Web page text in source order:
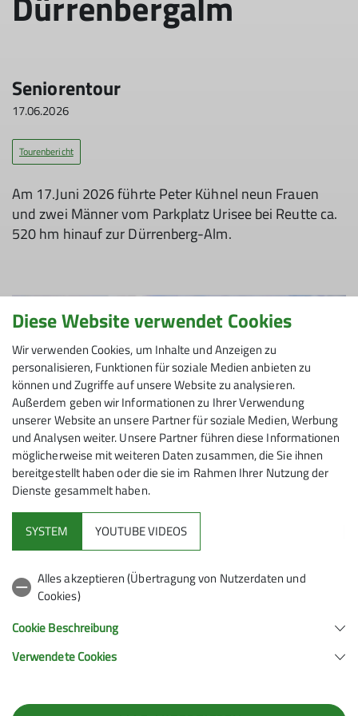
Seniorentour
17.06.2026
Tourenbericht
Am 17.Juni 2026 führte Peter Kühnel neun Frauen
und zwei Männer vom Parkplatz Urisee bei Reutte ca.
520 hm hinauf zur Dürrenberg-Alm.
Teilnehmer gerecht zu werden nutzte ein Teil der
Gruppe den kürzeren aber steileren Steig, während die
Anderen den bequemeren Weg nahmen. An der auf
1438m Seehöhe liegenden Dürrenbergalm trafen sich
alle wieder zur gemütlichen Rast. Bei schönstem
Lechtal, auf Reutte, Hahnenkamm und Thaneller, bis
Diese Website verwendet Cookies
Wir verwenden Cookies, um Inhalte und Anzeigen zu
personalisieren, Funktionen für soziale Medien anbieten zu
können und Zugriffe auf unsere Website zu analysieren.
Außerdem geben wir Informationen zu Ihrer Verwendung
unserer Website an unsere Partner für soziale Medien, Werbung
und Analysen weiter. Unsere Partner führen diese Informationen
möglicherweise mit weiteren Daten zusammen, die Sie ihnen
bereitgestellt haben oder die sie im Rahmen Ihrer Nutzung der
Dienste gesammelt haben.
SYSTEM YOUTUBE VIDEOS
Alles akzeptieren (Übertragung von Nutzerdaten und
Cookies)
Cookie Beschreibung
Verwendete Cookies